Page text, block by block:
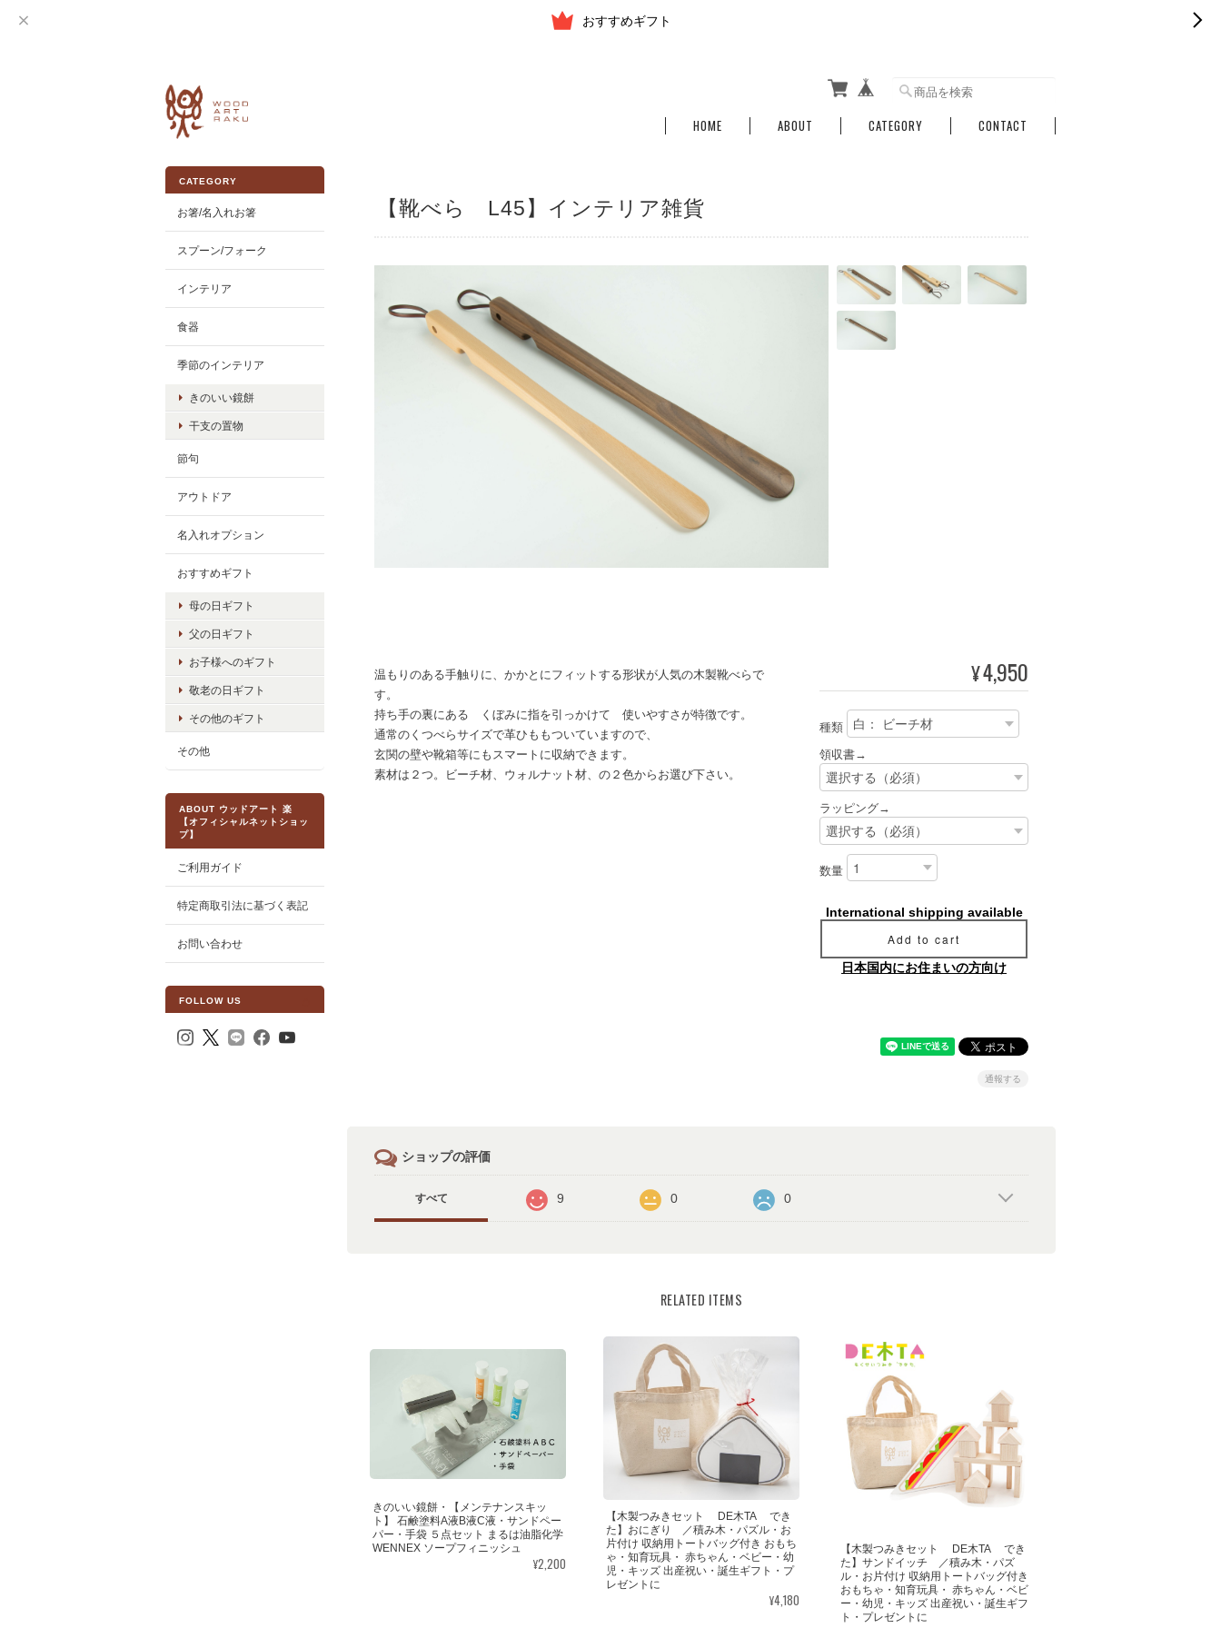
おすすめギフト
HOME ABOUT CATEGORY CONTACT
【靴べら L45】インテリア雑貨
温もりのある手触りに、かかとにフィットする形状が人気の木製靴べらで
す。
持ち手の裏にある くぼみに指を引っかけて 使いやすさが特徴です。
通常のくつべらサイズで革ひももついていますので、
玄関の壁や靴箱等にもスマートに収納できます。
素材は２つ。ビーチ材、ウォルナット材、の２色からお選び下さい。
¥4,950
種類
領収書→
ラッピング→
数量
International shipping available
Add to cart
日本国内にお住まいの方向け
通報する
ショップの評価
すべて 9 0 0
RELATED ITEMS
きのいい鏡餅・【メンテナンスキッ
ト】 石鹸塗料A液B液C液・サンドペー
パー・手袋 ５点セット まるは油脂化学
WENNEX ソープフィニッシュ
¥2,200
【木製つみきセット DE木TA でき
た】おにぎり ／積み木・パズル・お
片付け 収納用トートバッグ付き おもち
ゃ・知育玩具・ 赤ちゃん・ベビー・幼
児・キッズ 出産祝い・誕生ギフト・プ
レゼントに
¥4,180
【木製つみきセット DE木TA でき
た】サンドイッチ ／積み木・パズ
ル・お片付け 収納用トートバッグ付き
おもちゃ・知育玩具・ 赤ちゃん・ベビ
ー・幼児・キッズ 出産祝い・誕生ギフ
ト・プレゼントに
CATEGORY
お箸/名入れお箸
スプーン/フォーク
インテリア
食器
季節のインテリア
きのいい鏡餅
干支の置物
節句
アウトドア
名入れオプション
おすすめギフト
母の日ギフト
父の日ギフト
お子様へのギフト
敬老の日ギフト
その他のギフト
その他
ABOUT ウッドアート 楽
【オフィシャルネットショッ
プ】
ご利用ガイド
特定商取引法に基づく表記
お問い合わせ
FOLLOW US